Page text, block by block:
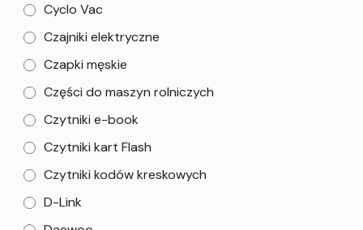
Cyclo Vac
Czajniki elektryczne
Czapki męskie
Części do maszyn rolniczych
Czytniki e-book
Czytniki kart Flash
Czytniki kodów kreskowych
D-Link